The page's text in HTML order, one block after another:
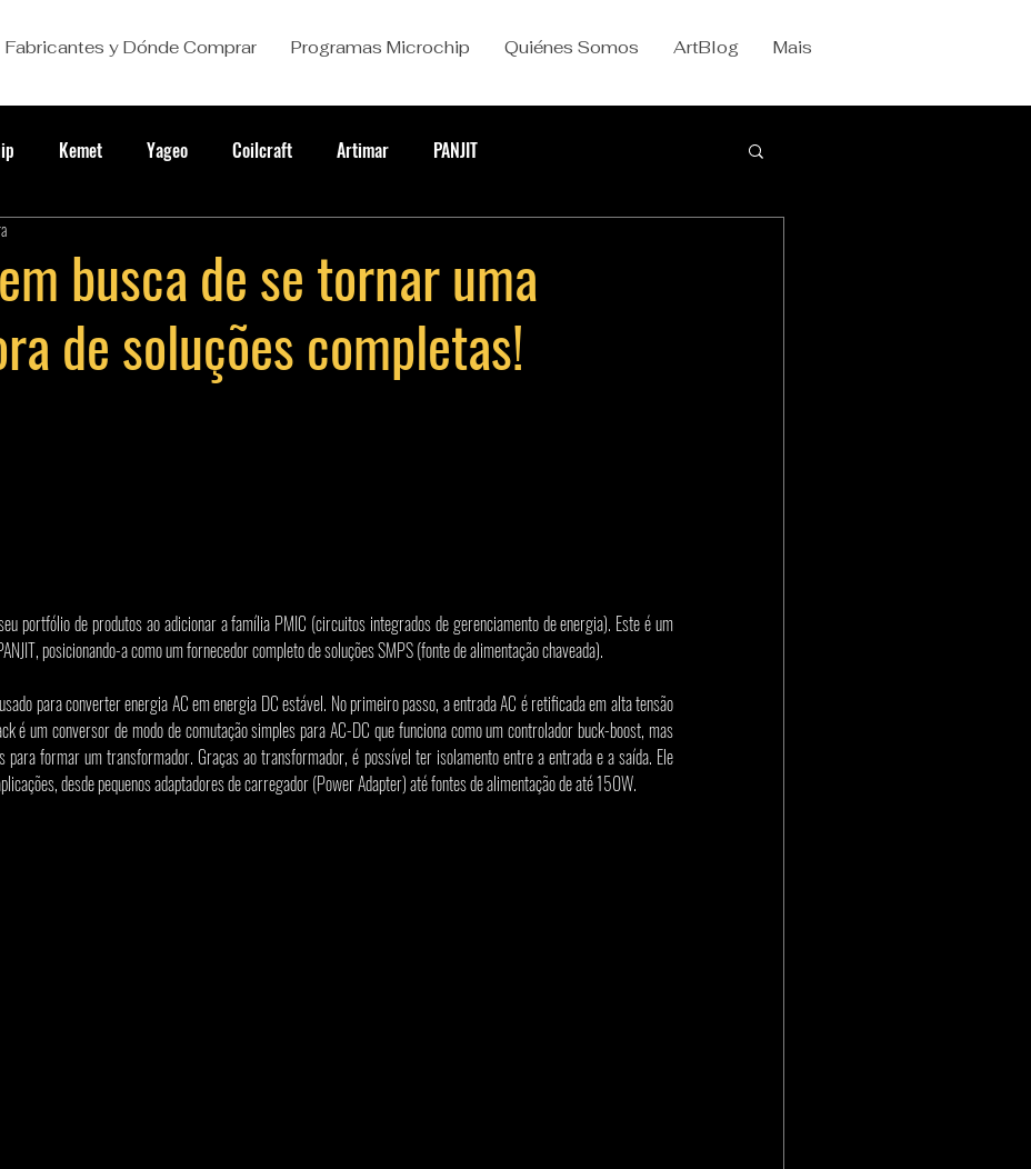
Fabricantes y Dónde Comprar Programas Microchip Quiénes Somos ArtBlog Mais
Kemet Yageo Coilcraft Artimar PANJIT
busca de se tornar uma
de soluções completas!
portfólio de produtos ao adicionar a família PMIC (circuitos integrados de gerenciamento de energia). Este é um
posicionando-a como um fornecedor completo de soluções SMPS (fonte de alimentação chaveada).
para converter energia AC em energia DC estável. No primeiro passo, a entrada AC é retificada em alta tensão
é um conversor de modo de comutação simples para AC-DC que funciona como um controlador buck-boost, mas
para formar um transformador. Graças ao transformador, é possível ter isolamento entre a entrada e a saída. Ele
desde pequenos adaptadores de carregador (Power Adapter) até fontes de alimentação de até 150W.